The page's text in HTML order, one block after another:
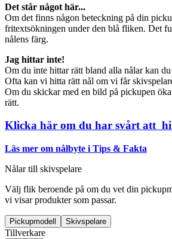
Det står något här...
Om det finns någon beteckning på din
fritextsökningen under den blå fliken. Det
nålens färg.
Jag hittar inte!
Om du inte hittar rätt bland alla nålar kan
Ofta kan vi hitta rätt nål om vi får
Om du skickar med en bild på pickupen
rätt.
Klicka här om du har svårt att
Läs mer om nålbyte i Tips & Fakta
Nålar till skivspelare
Välj flik beroende på om du vet din
vi visar produkter som passar.
Pickupmodell Skivspelare
Tillverkare